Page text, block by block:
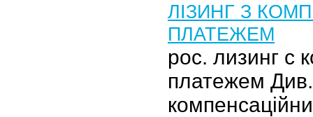
ЛІЗИНГ З
ПЛАТЕЖЕМ
рос. лизинг с
платежем Див.